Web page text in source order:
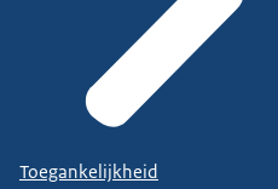
Toegankelijkheid